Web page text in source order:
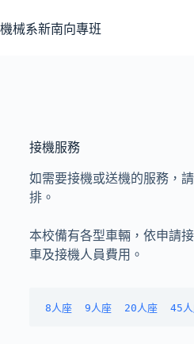
機械系新南向專班
接機服務
如需要接機或送機的服務，
排。
本校備有各型車輛，依申請
車及接機人員費用。
8人座 9人座 20人座 45